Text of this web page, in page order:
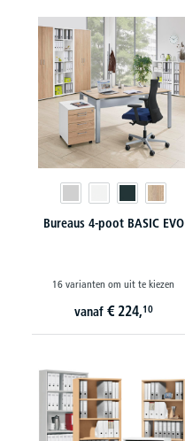
Bureaus 4-poot BASIC EVO
16 varianten om uit te kiezen
vanaf € 224,10